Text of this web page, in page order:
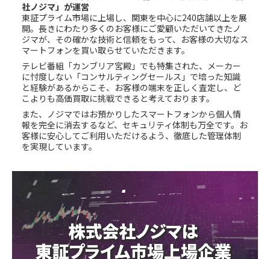
社ノジマ」が運営
東証プライム市場に上場し、関東を中心に240店舗以上を展
開。長きにわたり多くのお客様にご愛顧いただいてきたノ
ジマが、その確かな技術と信頼をもって、お客様の大切なス
マートフォンを買い取らせていただきます。
テレビ番組「カンブリア宮殿」でも特集された、メーカー
に忖度しない「コンサルティングセールス」で培った知識
と経験があるからこそ、お客様の端末を正しく査定し、ど
こよりも高価買取に挑戦できると考えております。
また、ノジマではお預かりしたスマートフォンから個人情
報を完全に消去するなど、セキュリティ体制も万全です。お
客様に安心してご利用いただけるよう、徹底した管理体制
を実現しています。